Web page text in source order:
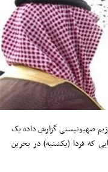
۱۳ تلویزیون رژیم صهیونیستی گزارش داده یک
که فردا (یکشنبه) در بحرین